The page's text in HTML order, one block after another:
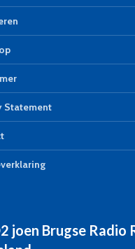
Statement
joen Brugse Radio